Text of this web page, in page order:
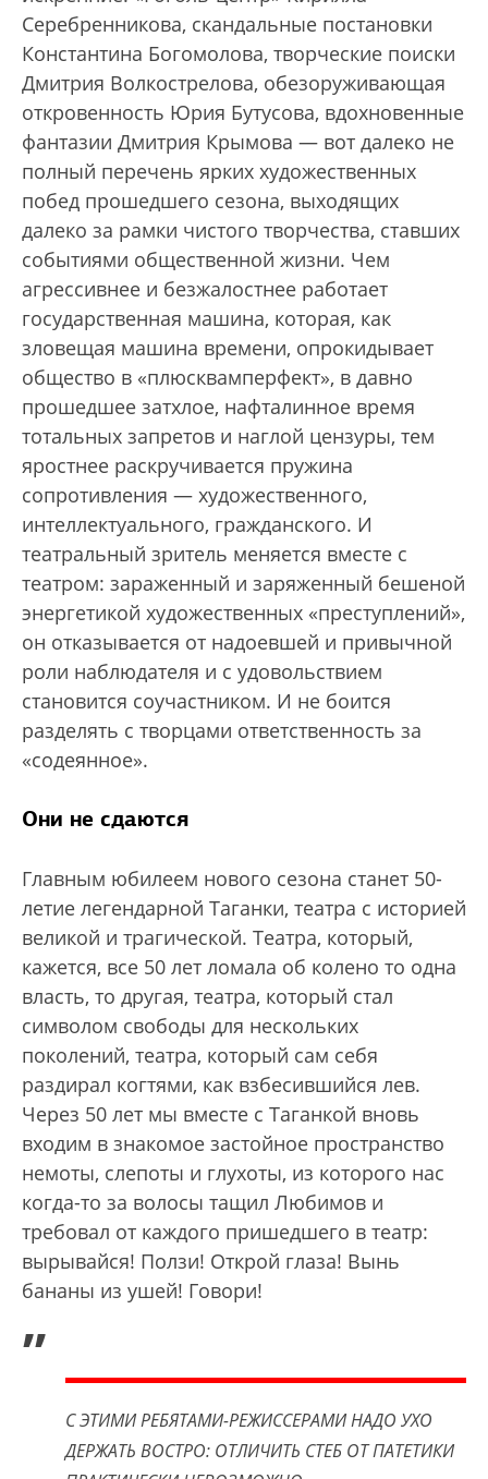
Серебренникова, скандальные постановки
Константина Богомолова, творческие поиски
Дмитрия Волкострелова, обезоруживающая
откровенность Юрия Бутусова, вдохновенные
фантазии Дмитрия Крымова — вот далеко не
полный перечень ярких художественных
побед прошедшего сезона, выходящих
далеко за рамки чистого творчества, ставших
событиями общественной жизни. Чем
агрессивнее и безжалостнее работает
государственная машина, которая, как
зловещая машина времени, опрокидывает
общество в «плюсквамперфект», в давно
прошедшее затхлое, нафталинное время
тотальных запретов и наглой цензуры, тем
яростнее раскручивается пружина
сопротивления — художественного,
интеллектуального, гражданского. И
театральный зритель меняется вместе с
театром: зараженный и заряженный бешеной
энергетикой художественных «преступлений»,
он отказывается от надоевшей и привычной
роли наблюдателя и с удовольствием
становится соучастником. И не боится
разделять с творцами ответственность за
«содеянное».
Они не сдаются
Главным юбилеем нового сезона станет 50-
летие легендарной Таганки, театра с историей
великой и трагической. Театра, который,
кажется, все 50 лет ломала об колено то одна
власть, то другая, театра, который стал
символом свободы для нескольких
поколений, театра, который сам себя
раздирал когтями, как взбесившийся лев.
Через 50 лет мы вместе с Таганкой вновь
входим в знакомое застойное пространство
немоты, слепоты и глухоты, из которого нас
когда-то за волосы тащил Любимов и
требовал от каждого пришедшего в театр:
вырывайся! Ползи! Открой глаза! Вынь
бананы из ушей! Говори!
„
С ЭТИМИ РЕБЯТАМИ-РЕЖИССЕРАМИ НАДО УХО
ДЕРЖАТЬ ВОСТРО: ОТЛИЧИТЬ СТЕБ ОТ ПАТЕТИКИ